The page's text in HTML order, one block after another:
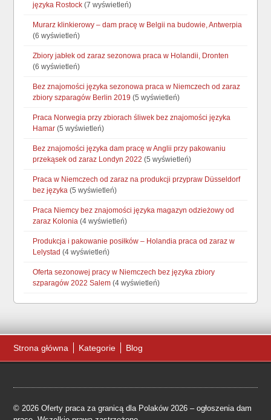
języka Rostock (7 wyświetleń)
Murarz klinkierowy – dam pracę w Belgii na budowie, Antwerpia
(6 wyświetleń)
Zbiory jabłek od zaraz sezonowa praca w Holandii, Dronten
(6 wyświetleń)
Bez znajomości języka sezonowa praca w Niemczech od zaraz
zbiory szparagów Berlin 2019 (5 wyświetleń)
Praca Norwegia przy zbiorach śliwek bez znajomości języka
Hamar (5 wyświetleń)
Bez znajomości języka dam pracę w Anglii przy pakowaniu
przekąsek od zaraz Londyn 2022 (5 wyświetleń)
Praca w Niemczech od zaraz na produkcji przypraw Düsseldorf
bez języka (5 wyświetleń)
Praca Niemcy bez znajomości języka magazyn odzieżowy od
zaraz Kolonia (4 wyświetleń)
Produkcja i pakowanie posiłków – Holandia praca od zaraz w
Lelystad (4 wyświetleń)
Oferta sezonowej pracy w Niemczech bez języka zbiory
szparagów 2022 Salem (4 wyświetleń)
Strona główna Kategorie Blog
© 2026 Oferty praca za granicą dla Polaków 2026 – ogłoszenia dam